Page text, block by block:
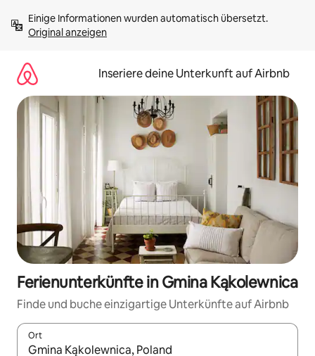
Inhalten
springenOriginal anzeigen
Inseriere deine Unterkunft auf Airbnb
Ferienunterkünfte in Gmina Kąkolewnica
Finde und buche einzigartige Unterkünfte auf Airbnb
Ort
Wenn Ergebnisse verfügbar sind, navigiere mit den